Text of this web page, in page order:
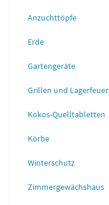
Anzuchttöpfe
Erde
Gartengeräte
Grillen und Lagerfeuer
Kokos-Quelltabletten
Körbe
Winterschutz
Zimmergewächshaus